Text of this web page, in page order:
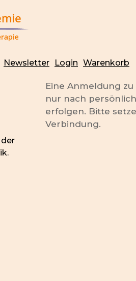
Newsletter Login Warenkorb
Eine Anmeldung
nur nach
erfolgen. Bitte
Verbindung.